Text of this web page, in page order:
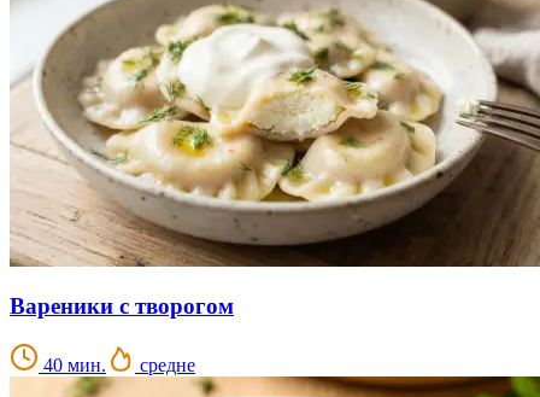
Вареники с творогом
40 мин. средне